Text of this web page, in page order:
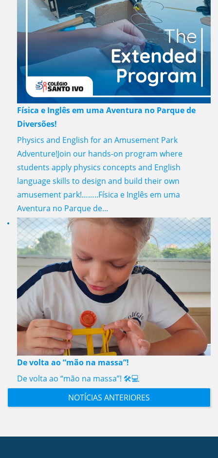
Física e Inglês em uma Aventura no Parque de
Diversões!
Physics and English for an Amusement Park
Adventure!Join our hands-on program where
students apply physics concepts and English
language skills to design and build their own
amusement park!……..Física e Inglês em uma
Aventura no Parque de...
De volta ao “mão na massa”!
De volta ao “mão na massa”! 🛠️💻
NOTÍCIAS ANTERIORES